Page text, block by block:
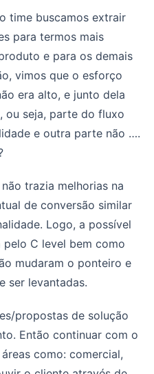
time buscamos extrair
para termos mais
e para os demais
vimos que o esforço
era alto, e junto dela
ou seja, parte do fluxo
e outra parte não ….
trazia melhorias na
de conversão similar
Logo, a possível
C level bem como
mudaram o ponteiro e
ser levantadas.
propostas de solução
Então continuar com o
como: comercial,